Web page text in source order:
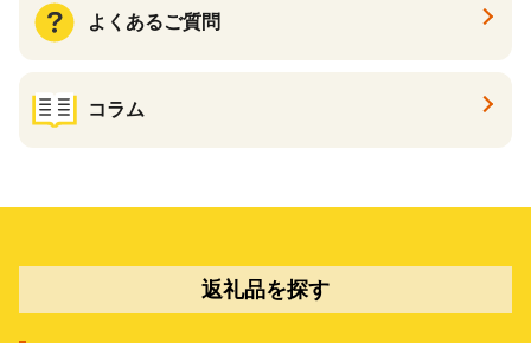
よくあるご質問
コラム
返礼品を探す